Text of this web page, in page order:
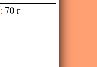
: 70 г